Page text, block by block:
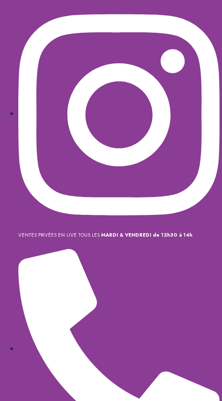
VENTES PRIVÉES EN LIVE TOUS LES MARDI & VENDREDI de 12h30 à 14h